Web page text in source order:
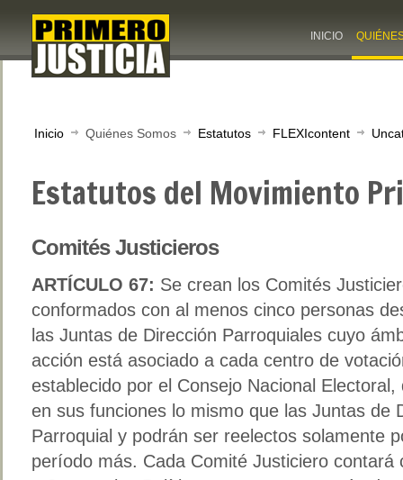
INICIO
Inicio Quiénes Somos Estatutos FLEXIcontent
Estatutos del Movimiento
Comités Justicieros
ARTÍCULO 67: Se crean los Comités
conformados con al menos cinco personas
las Juntas de Dirección Parroquiales cuyo
acción está asociado a cada centro de
establecido por el Consejo Nacional Electoral,
en sus funciones lo mismo que las Juntas de
Parroquial y podrán ser reelectos solamente
período más. Cada Comité Justiciero contará